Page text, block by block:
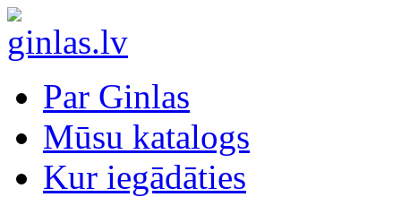
Par Ginlas
Mūsu katalogs
Kur iegādāties